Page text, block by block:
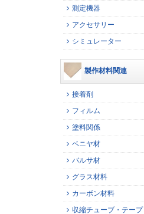
測定機器
アクセサリー
シミュレーター
製作材料関連
接着剤
フィルム
塗料関係
ベニヤ材
バルサ材
グラス材料
カーボン材料
収縮チューブ・テープ